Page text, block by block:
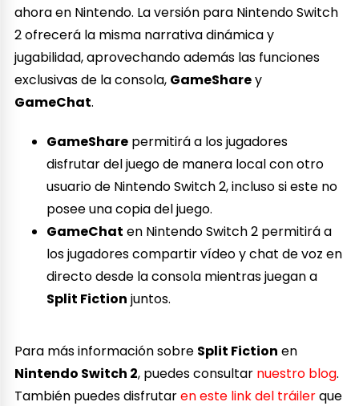
ahora en Nintendo. La versión para Nintendo Switch
2 ofrecerá la misma narrativa dinámica y
jugabilidad, aprovechando además las funciones
exclusivas de la consola, GameSharey
GameChat.
GameShare permitirá a los jugadores
disfrutar del juego de manera local con otro
usuario de Nintendo Switch 2, incluso si este no
posee una copia del juego.
GameChat en Nintendo Switch 2 permitirá a
los jugadores compartir vídeo y chat de voz en
directo desde la consola mientras juegan a
Split Fiction juntos.
Para más información sobre Split Fiction en
Nintendo Switch 2, puedes consultar nuestro blog.
También puedes disfrutaren este link del tráilerque